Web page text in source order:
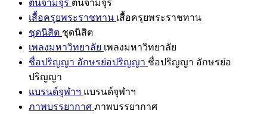
ต้นจามจุรี ต้นจามจุรี
เสื้อครุยพระราชทาน เสื้อครุยพระราชทาน
ชุดนิสิต ชุดนิสิต
เพลงมหาวิทยาลัย เพลงมหาวิทยาลัย
ชื่อปริญญา อักษรย่อปริญญา ชื่อปริญญา อักษรย่อ
ปริญญา
แบรนด์จุฬาฯ แบรนด์จุฬาฯ
ภาพบรรยากาศ ภาพบรรยากาศ